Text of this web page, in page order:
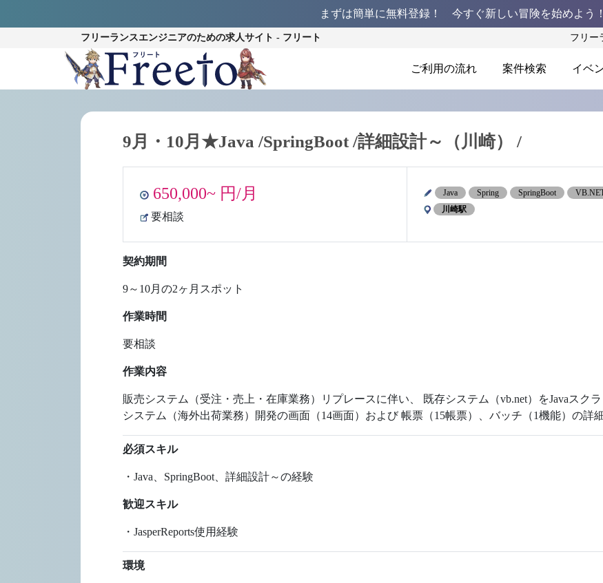
まずは簡単に無料登録！ 今すぐ新しい冒険を始めよう！
フリーランスエンジニアのための求人サイト - フリート フリー
ご利用の流れ 案件検索 イベ
9月・10月★Java /SpringBoot /詳細設計～（川崎） /
650,000~ 円/月
要相談
Java Spring SpringBoot
川崎駅
契約期間
9～10月の2ヶ月スポット
作業時間
要相談
作業内容
販売システム（受注・売上・在庫業務）リプレースに伴い、 既存システム（vb.net）をJavaスク
システム（海外出荷業務）開発の画面（14画面）および 帳票（15帳票）、バッチ（1機能）の詳
必須スキル
・Java、SpringBoot、詳細設計～の経験
歓迎スキル
・JasperReports使用経験
環境